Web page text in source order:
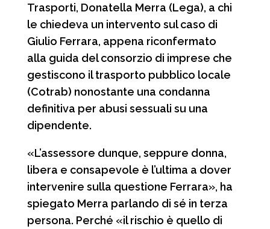
i
Trasporti, Donatella Merra (Lega), a chi
le chiedeva un intervento sul caso di
Giulio Ferrara, appena riconfermato
alla guida del consorzio di imprese che
gestiscono il trasporto pubblico locale
(Cotrab) nonostante una condanna
definitiva per abusi sessuali su una
dipendente.
«L’assessore dunque, seppure donna,
libera e consapevole è l’ultima a dover
intervenire sulla questione Ferrara», ha
spiegato Merra parlando di sé in terza
persona. Perché «il rischio è quello di